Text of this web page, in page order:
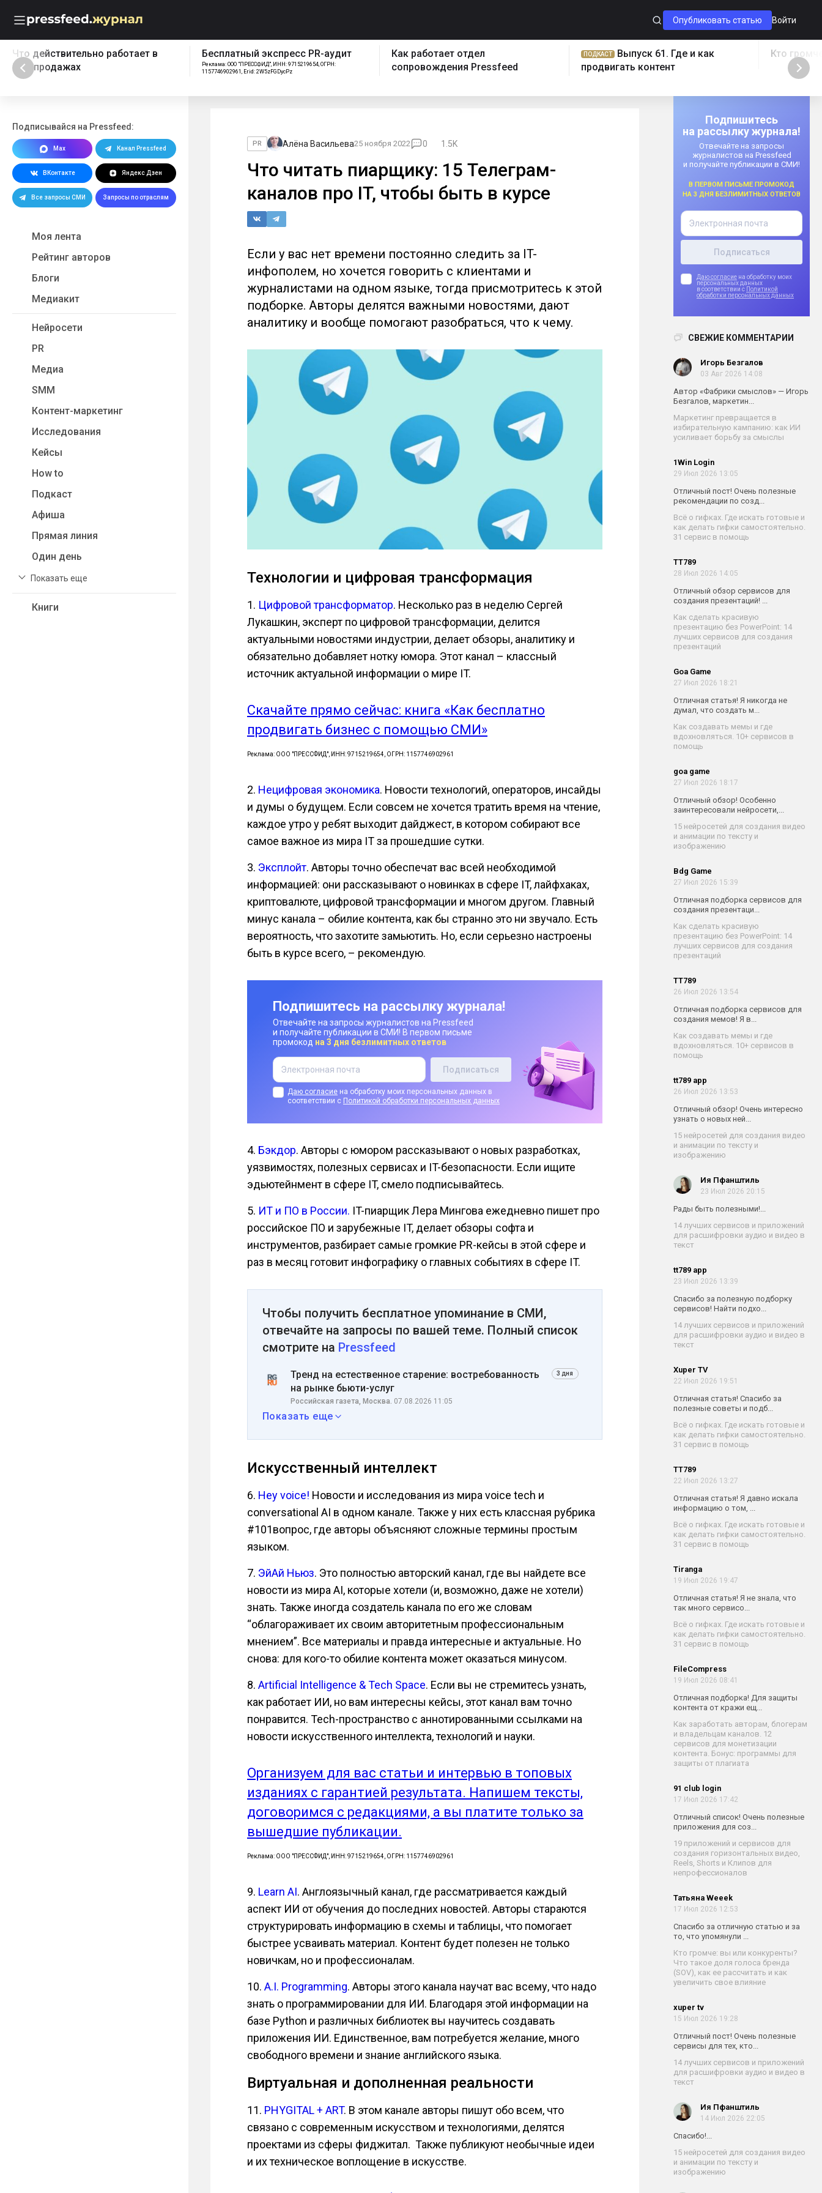
Опубликовать статью Войти
Что действительно работает в
B2B-продажах
Бесплатный экспресс PR-аудит
Реклама: ООО "ПРЕССФИД", ИНН: 9715219654, ОГРН:
1157746902961, Erid: 2W5zFGDycPz
Как работает отдел
сопровождения Pressfeed
ПОДКАСТ
Выпуск 61. Где и как
продвигать контент
Кто
Подписывайся на Pressfeed:
Max Канал Pressfeed
ВКонтакте Яндекс Дзен
Все запросы СМИ Запросы по отраслям
Моя лента
Рейтинг авторов
Блоги
Медиакит
Нейросети
PR
Медиа
SMM
Контент-маркетинг
Исследования
Кейсы
How to
Подкаст
Афиша
Прямая линия
Один день
Показать еще
Книги
Подпишитесь
на рассылку журнала!
Отвечайте на запросы
журналистов на Pressfeed
и получайте публикации в СМИ!
В первом письме промокод
на 3 дня безлимитных ответов
Даю согласие на обработку моих
персональных данных
в соответствии с Политикой
обработки персональных данных
СВЕЖИЕ КОММЕНТАРИИ
Игорь Безгалов
03 Авг 2026 14:08
Автор «Фабрики смыслов» — Игорь
Безгалов, маркетин...
Маркетинг превращается в
избирательную кампанию: как ИИ
усиливает борьбу за смыслы
1Win Login
29 Июл 2026 13:05
Отличный пост! Очень полезные
рекомендации по созд...
Всё о гифках. Где искать готовые и
как делать гифки самостоятельно.
31 сервис в помощь
TT789
28 Июл 2026 14:05
Отличный обзор сервисов для
создания презентаций! ...
Как сделать красивую
презентацию без PowerPoint: 14
лучших сервисов для создания
презентаций
Goa Game
27 Июл 2026 18:21
Отличная статья! Я никогда не
думал, что создать м...
Как создавать мемы и где
вдохновляться. 10+ сервисов в
помощь
goa game
27 Июл 2026 18:17
Отличный обзор! Особенно
заинтересовали нейросети,...
15 нейросетей для создания видео
и анимации по тексту и
изображению
Bdg Game
27 Июл 2026 15:39
Отличная подборка сервисов для
создания презентаци...
Как сделать красивую
презентацию без PowerPoint: 14
лучших сервисов для создания
презентаций
TT789
26 Июл 2026 13:54
Отличная подборка сервисов для
создания мемов! Я в...
Как создавать мемы и где
вдохновляться. 10+ сервисов в
помощь
tt789 app
26 Июл 2026 13:53
Отличный обзор! Очень интересно
узнать о новых ней...
15 нейросетей для создания видео
и анимации по тексту и
изображению
Ия Пфанштиль
23 Июл 2026 20:15
Рады быть полезными!...
14 лучших сервисов и приложений
для расшифровки аудио и видео в
текст
tt789 app
23 Июл 2026 13:39
Спасибо за полезную подборку
сервисов! Найти подхо...
14 лучших сервисов и приложений
для расшифровки аудио и видео в
текст
Xuper TV
22 Июл 2026 19:51
Отличная статья! Спасибо за
полезные советы и подб...
Всё о гифках. Где искать готовые и
как делать гифки самостоятельно.
31 сервис в помощь
TT789
22 Июл 2026 13:27
Отличная статья! Я давно искала
информацию о том, ...
Всё о гифках. Где искать готовые и
как делать гифки самостоятельно.
31 сервис в помощь
Tiranga
19 Июл 2026 19:47
Отличная статья! Я не знала, что
так много сервисо...
Всё о гифках. Где искать готовые и
как делать гифки самостоятельно.
31 сервис в помощь
FileCompress
19 Июл 2026 08:41
Отличная подборка! Для защиты
контента от кражи ещ...
Как заработать авторам, блогерам
и владельцам каналов. 12
сервисов для монетизации
контента. Бонус: программы для
защиты от плагиата
91 club login
17 Июл 2026 17:42
Отличный список! Очень полезные
приложения для соз...
19 приложений и сервисов для
создания горизонтальных видео,
Reels, Shorts и Клипов для
непрофессионалов
Татьяна Weeek
17 Июл 2026 12:53
Спасибо за отличную статью и за
то, что упомянули ...
Кто громче: вы или конкуренты?
Что такое доля голоса бренда
(SOV), как ее рассчитать и как
увеличить свое влияние
xuper tv
15 Июл 2026 19:28
Отличный пост! Очень полезные
сервисы для тех, кто...
14 лучших сервисов и приложений
для расшифровки аудио и видео в
текст
Ия Пфанштиль
14 Июл 2026 22:05
Спасибо!...
15 нейросетей для создания видео
и анимации по тексту и
изображению
PR Алёна Васильева25 ноября 2022 0 1.5K
Что читать пиарщику: 15 Телеграм-
каналов про IT, чтобы быть в курсе
Если у вас нет времени постоянно следить за IT-
инфополем, но хочется говорить с клиентами и
журналистами на одном языке, тогда присмотритесь к этой
подборке. Авторы делятся важными новостями, дают
аналитику и вообще помогают разобраться, что к чему.
Технологии и цифровая трансформация
1. Цифровой трансформатор. Несколько раз в неделю Сергей
Лукашкин, эксперт по цифровой трансформации, делится
актуальными новостями индустрии, делает обзоры, аналитику и
обязательно добавляет нотку юмора. Этот канал – классный
источник актуальной информации о мире IT.
Скачайте прямо сейчас: книга «Как бесплатно
продвигать бизнес с помощью СМИ»
Реклама: ООО "ПРЕССФИД", ИНН: 9715219654, ОГРН: 1157746902961
2. Нецифровая экономика. Новости технологий, операторов, инсайды
и думы о будущем. Если совсем не хочется тратить время на чтение,
каждое утро у ребят выходит дайджест, в котором собирают все
самое важное из мира IT за прошедшие сутки.
3. Эксплойт. Авторы точно обеспечат вас всей необходимой
информацией: они рассказывают о новинках в сфере IT, лайфхаках,
криптовалюте, цифровой трансформации и многом другом. Главный
минус канала – обилие контента, как бы странно это ни звучало. Есть
вероятность, что захотите замьютить. Но, если серьезно настроены
быть в курсе всего, – рекомендую.
Подпишитесь на рассылку журнала!
Отвечайте на запросы журналистов на Pressfeed
и получайте публикации в СМИ! В первом письме
промокод на 3 дня безлимитных ответов
Даю согласие на обработку моих персональных данных в
соответствии с Политикой обработки персональных данных
4. Бэкдор. Авторы с юмором рассказывают о новых разработках,
уязвимостях, полезных сервисах и IT-безопасности. Если ищите
эдьютейнмент в сфере IT, смело подписывайтесь.
5. ИТ и ПО в России. IT-пиарщик Лера Мингова ежедневно пишет про
российское ПО и зарубежные IT, делает обзоры софта и
инструментов, разбирает самые громкие PR-кейсы в этой сфере и
раз в месяц готовит инфографику о главных событиях в сфере IT.
Чтобы получить бесплатное упоминание в СМИ,
отвечайте на запросы по вашей теме. Полный список
смотрите на Pressfeed
Тренд на естественное старение: востребованность
на рынке бьюти-услуг
3 дня
Российская газета, Москва. 07.08.2026 11:05
Показать еще
Искусственный интеллект
6. Hey voice! Новости и исследования из мира voice tech и
conversational AI в одном канале. Также у них есть классная рубрика
#101вопрос, где авторы объясняют сложные термины простым
языком.
7. ЭйАй Ньюз. Это полностью авторский канал, где вы найдете все
новости из мира AI, которые хотели (и, возможно, даже не хотели)
знать. Также иногда создатель канала по его же словам
“облагораживает их своим авторитетным профессиональным
мнением”. Все материалы и правда интересные и актуальные. Но
снова: для кого-то обилие контента может оказаться минусом.
8. Artificial Intelligence & Tech Space. Если вы не стремитесь узнать,
как работает ИИ, но вам интересны кейсы, этот канал вам точно
понравится. Tech-пространство с аннотированными ссылками на
новости искусственного интеллекта, технологий и науки.
Организуем для вас статьи и интервью в топовых
изданиях с гарантией результата. Напишем тексты,
договоримся с редакциями, а вы платите только за
вышедшие публикации.
Реклама: ООО "ПРЕССФИД", ИНН: 9715219654, ОГРН: 1157746902961
9. Learn AI. Англоязычный канал, где рассматривается каждый
аспект ИИ от обучения до последних новостей. Авторы стараются
структурировать информацию в схемы и таблицы, что помогает
быстрее усваивать материал. Контент будет полезен не только
новичкам, но и профессионалам.
10. A.I. Programming. Авторы этого канала научат вас всему, что надо
знать о программировании для ИИ. Благодаря этой информации на
базе Python и различных библиотек вы научитесь создавать
приложения ИИ. Единственное, вам потребуется желание, много
свободного времени и знание английского языка.
Виртуальная и дополненная реальности
11. PHYGITAL + ART. В этом канале авторы пишут обо всем, что
связано с современным искусством и технологиями, делятся
проектами из сферы фиджитал. Также публикуют необычные идеи
и их техническое воплощение в искусстве.